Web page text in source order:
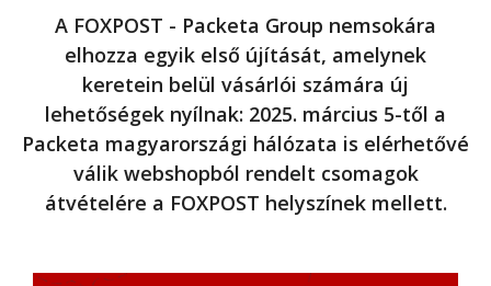
A FOXPOST - Packeta Group nemsokára
elhozza egyik első újítását, amelynek
keretein belül vásárlói számára új
lehetőségek nyílnak: 2025. március 5-től a
Packeta magyarországi hálózata is elérhetővé
válik webshopból rendelt csomagok
átvételére a FOXPOST helyszínek mellett.